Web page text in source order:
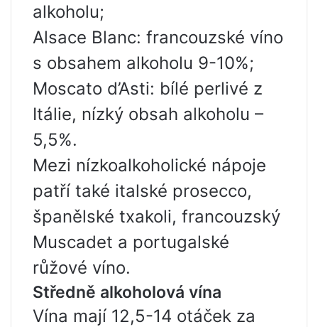
alkoholu;
Alsace Blanc: francouzské víno
s obsahem alkoholu 9-10%;
Moscato d’Asti: bílé perlivé z
Itálie, nízký obsah alkoholu –
5,5%.
Mezi nízkoalkoholické nápoje
patří také italské prosecco,
španělské txakoli, francouzský
Muscadet a portugalské
růžové víno.
Středně alkoholová vína
Vína mají 12,5-14 otáček za